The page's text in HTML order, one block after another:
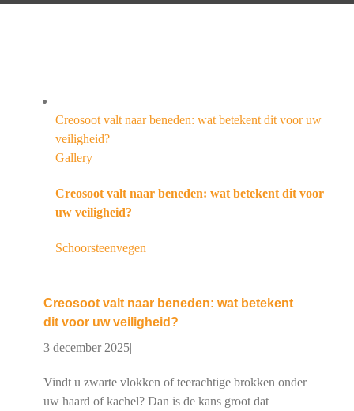
Creosoot valt naar beneden: wat betekent dit voor uw
veiligheid?
Gallery
Creosoot valt naar beneden: wat betekent dit voor
uw veiligheid?
Schoorsteenvegen
Creosoot valt naar beneden: wat betekent
dit voor uw veiligheid?
3 december 2025|
Vindt u zwarte vlokken of teerachtige brokken onder
uw haard of kachel? Dan is de kans groot dat